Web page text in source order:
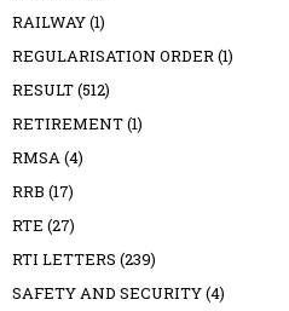
RAILWAY(1)
REGULARISATION ORDER(1)
RESULT(512)
RETIREMENT(1)
RMSA(4)
RRB (17)
RTE (27)
RTI LETTERS (239)
SAFETY AND SECURITY(4)